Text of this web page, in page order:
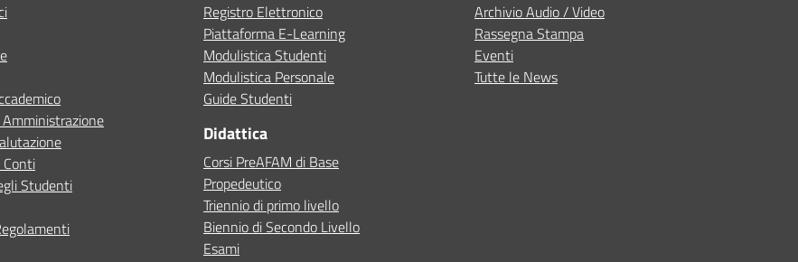
Amministrazione
Conti
Studenti
Registro Elettronico
Piattaforma E-Learning
Modulistica Studenti
Modulistica Personale
Guide Studenti
Didattica
Corsi PreAFAM di Base
Propedeutico
Triennio di primo livello
Biennio di Secondo Livello
Esami
Archivio Audio / Video
Rassegna Stampa
Eventi
Tutte le News